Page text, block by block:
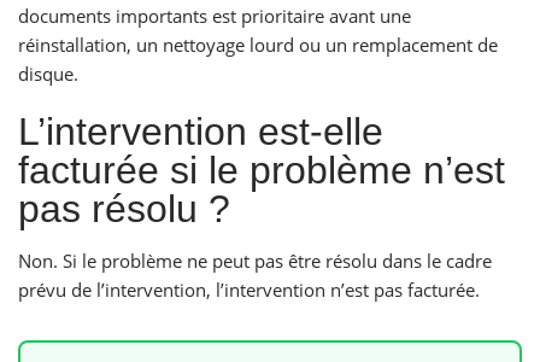
documents importants est prioritaire avant une
réinstallation, un nettoyage lourd ou un remplacement de
disque.
L’intervention est-elle
facturée si le problème n’est
pas résolu ?
Non. Si le problème ne peut pas être résolu dans le cadre
prévu de l’intervention, l’intervention n’est pas facturée.